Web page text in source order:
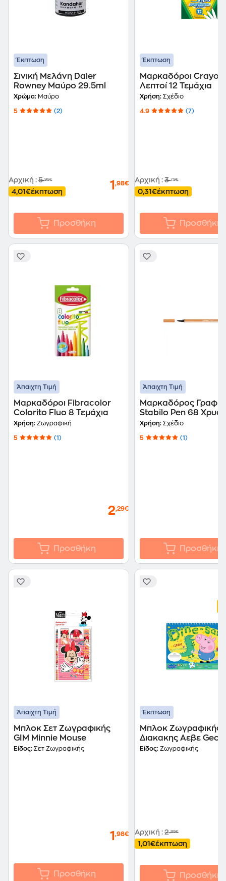
Έκπτωση
Σινική Μελάνη Daler
Rowney Μαύρο 29.5ml
Χρώμα: Μαύρο
5 (2)
Αρχική : 5,99€
4,01€έκπτωση 1 ,98€
Προσθήκη
Έκπτωση
Μαρκαδόροι Crayola
Λεπτοί 12 Τεμάχια
Χρήση: Σχέδιο
4.9 (7)
Αρχική : 3,79€
0,31€έκπτωση
Προσθήκη
Άπαιχτη Τιμή
Μαρκαδόροι Fibracolor
Colorito Fluo 8 Τεμάχια
Χρήση: Ζωγραφική
5 (1)
2,29€
Προσθήκη
Άπαιχτη Τιμή
Μαρκαδόρος
Stabilo Pen 68
mm
Χρήση: Σχέδιο
5 (1)
Προσθήκη
Άπαιχτη Τιμή
Μπλοκ Σετ Ζωγραφικής
GIM Minnie Mouse
Είδος: Σετ Ζωγραφικής
1 ,98€
Προσθήκη
Έκπτωση
Μπλοκ Ζωγραφικής
Διακακης Αεβε
23X33Cm A4 40
Είδος: Ζωγραφικής
Αρχική : 2,99€
1,01€έκπτωση
Προσθήκη